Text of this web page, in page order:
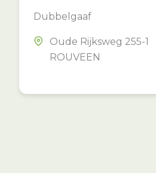
Dubbelgaaf
Oude Rijksweg 255-1
ROUVEEN